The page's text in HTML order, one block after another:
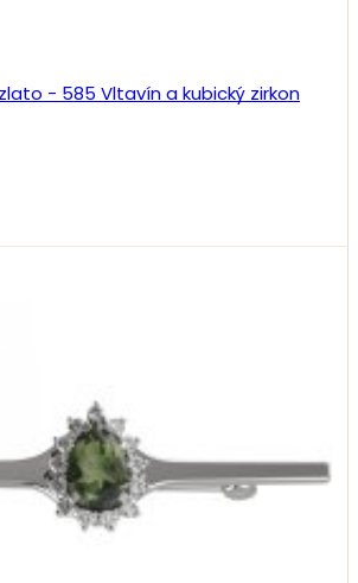
zlato - 585 Vltavín a kubický zirkon